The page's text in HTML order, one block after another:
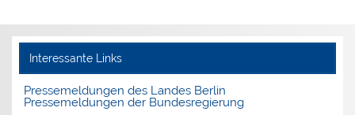
Interessante Links
Pressemeldungen des Landes Berlin
Pressemeldungen der Bundesregierung